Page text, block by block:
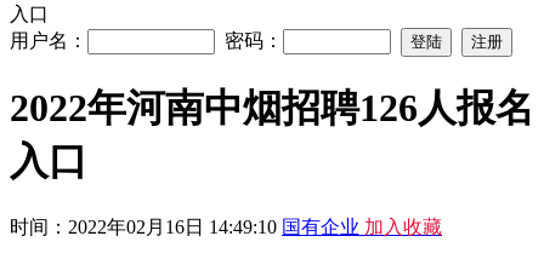
入口
用户名：
密码：
2022年河南中烟招聘126人报名
入口
时间：2022年02月16日 14:49:10 国有企业 加入收藏